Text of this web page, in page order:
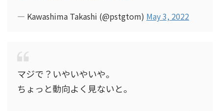
— Kawashima Takashi (@pstgtom) May 3, 2022
マジで？いやいやいや。
ちょっと動向よく見ないと。